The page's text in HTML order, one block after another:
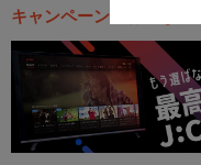
キャンペーン・お得な情報